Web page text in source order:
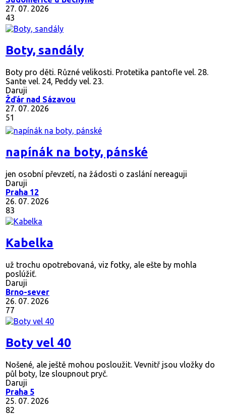
27. 07. 2026
43
Boty, sandály
Boty pro děti. Různé velikosti. Protetika pantofle vel. 28.
Sante vel. 24, Peddy vel. 23.
Daruji
Žďár nad Sázavou
27. 07. 2026
51
napínák na boty, pánské
jen osobní převzetí, na žádosti o zaslání nereaguji
Daruji
Praha 12
26. 07. 2026
83
Kabelka
už trochu opotrebovaná, viz fotky, ale ešte by mohla
poslúžiť.
Daruji
Brno-sever
26. 07. 2026
77
Boty vel 40
Nošené, ale ještě mohou posloužit. Vevnitř jsou vložky do
půl boty, lze sloupnout pryč.
Daruji
Praha 5
25. 07. 2026
82